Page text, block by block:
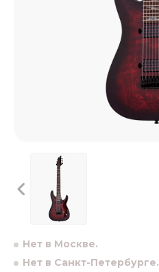
Нет в Москве.
Нет в Санкт-Петербурге.